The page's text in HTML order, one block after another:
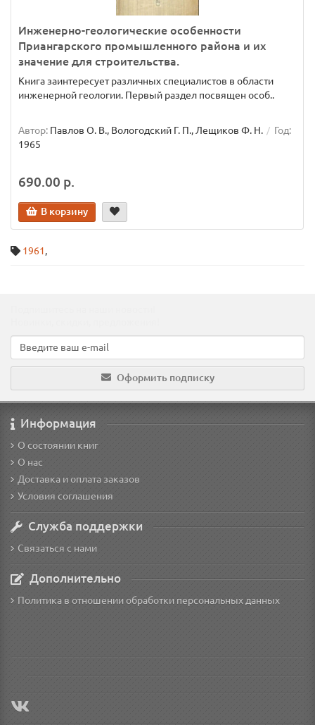
Инженерно-геологические особенности
Приангарского промышленного района и их
значение для строительства.
Книга заинтересует различных специалистов в области
инженерной геологии. Первый раздел посвящен особ..
Автор: Павлов О. В., Вологодский Г. П., Лещиков Ф. Н.
Год:
1965
690.00 р.
В корзину
1961,
Оформить подписку
Информация
О состоянии книг
О нас
Доставка и оплата заказов
Условия соглашения
Служба поддержки
Связаться с нами
Дополнительно
Политика в отношении обработки персональных данных